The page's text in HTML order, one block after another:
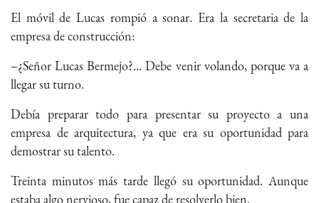
El móvil de Lucas rompió a sonar. Era la secretaria de la
empresa de construcción:
–¿Señor Lucas Bermejo?... Debe venir volando, porque va a
llegar su turno.
Debía preparar todo para presentar su proyecto a una
empresa de arquitectura, ya que era su oportunidad para
demostrar su talento.
Treinta minutos más tarde llegó su oportunidad. Aunque
estaba algo nervioso, fue capaz de resolverlo bien.